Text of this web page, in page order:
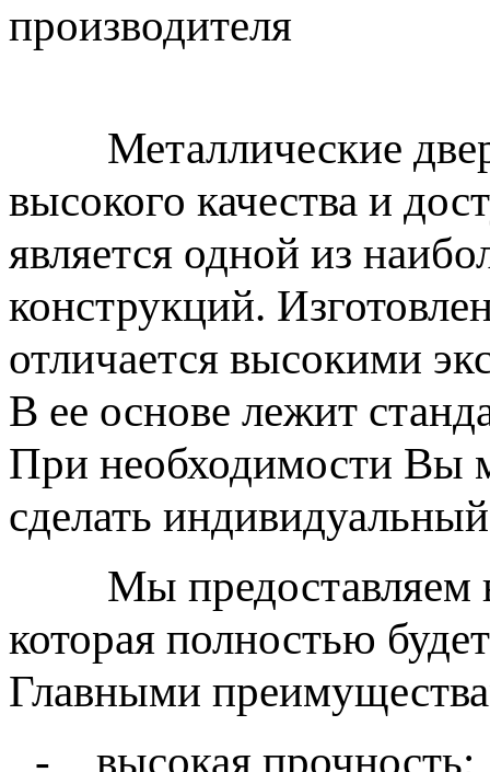
производителя
Металлические
высокого качества и
является одной из
конструкций.
отличается высокими
В ее основе лежит
При необходимости Вы
сделать индивидуальный
Мы предоставляем
которая полностью
Главными
-
высокая прочность;